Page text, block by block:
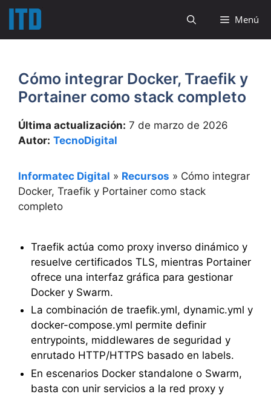
Saltar
contenido
Menú
Cómo integrar Docker, Traefik y
Portainer como stack completo
Última actualización: 7 de marzo de 2026
Autor: TecnoDigital
Informatec Digital » Recursos » Cómo integrar
Docker, Traefik y Portainer como stack
completo
Traefik actúa como proxy inverso dinámico y
resuelve certificados TLS, mientras Portainer
ofrece una interfaz gráfica para gestionar
Docker y Swarm.
La combinación de traefik.yml, dynamic.yml y
docker-compose.yml permite definir
entrypoints, middlewares de seguridad y
enrutado HTTP/HTTPS basado en labels.
En escenarios Docker standalone o Swarm,
basta con unir servicios a la red proxy y